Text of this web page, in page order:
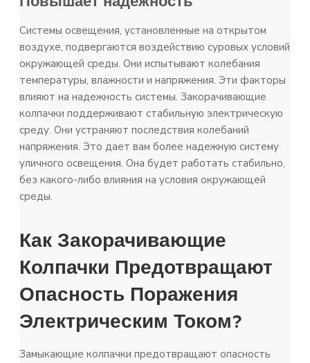
Системы освещения, установленные на открытом
воздухе, подвергаются воздействию суровых условий
окружающей среды. Они испытывают колебания
температуры, влажности и напряжения. Эти факторы
влияют на надежность системы. Закорачивающие
колпачки поддерживают стабильную электрическую
среду. Они устраняют последствия колебаний
напряжения. Это дает вам более надежную систему
уличного освещения. Она будет работать стабильно,
без какого-либо влияния на условия окружающей
среды.
Как Закорачивающие
Колпачки Предотвращают
Опасность Поражения
Электрическим Током?
Замыкающие колпачки предотвращают опасность